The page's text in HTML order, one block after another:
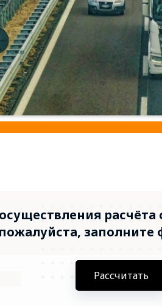
расчёта
пожалуйста, заполните
Рассчитать